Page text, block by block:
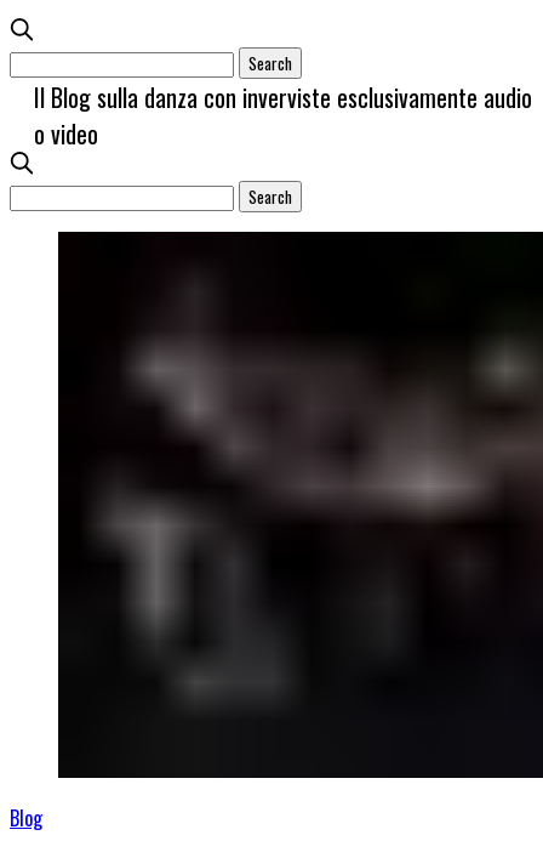
Il Blog sulla danza con inverviste esclusivamente audio
o video
Blog